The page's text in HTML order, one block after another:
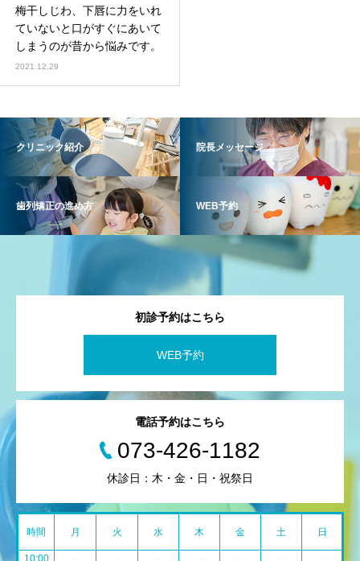
梅干しじわ、下唇に力をいれ
ていないと口がすぐにあいて
しまうのが昔から悩みです。
2021.12.29
クリニック紹介 院長メッセージ
歯列矯正の進め方 WEB予約
初診予約はこちら
WEB予約
電話予約はこちら
073-426-1182
休診日：木・金・日・祝祭日
時間 月 火 水 木 金 土 日
10:00